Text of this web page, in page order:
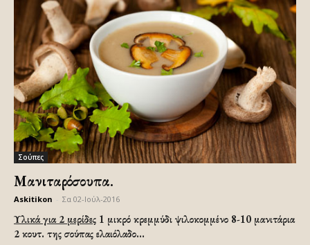
Σούπες
Μανιταρόσουπα.
Askitikon Σα 02-Ιούλ-2016
Υλικά για 2 μερίδες 1 μικρό κρεμμύδι ψιλοκομμένο 8-10 μανιτάρια
2 κουτ. της σούπας ελαιόλαδο...